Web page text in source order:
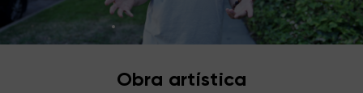
Obra artística